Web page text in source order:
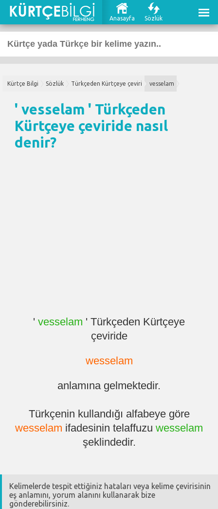
Anasayfa Sözlük
Kürtçe Bilgi Sözlük Türkçeden Kürtçeye çeviri vesselam
' vesselam ' Türkçeden
Kürtçeye çeviride nasıl
denir?
' vesselam ' Türkçeden Kürtçeye
çeviride
wesselam
anlamına gelmektedir.
Türkçenin kullandığı alfabeye göre
wesselam ifadesinin telaffuzu wesselam
şeklindedir.
Kelimelerde tespit ettiğiniz hataları veya kelime çevirisinin
eş anlamını, yorum alanını kullanarak bize
gönderebilirsiniz.